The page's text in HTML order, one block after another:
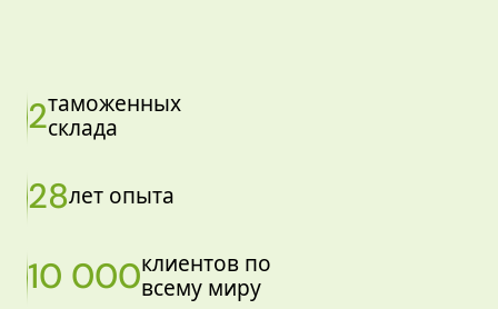
2таможенных
склада
28лет опыта
10 000клиентов по
всему миру